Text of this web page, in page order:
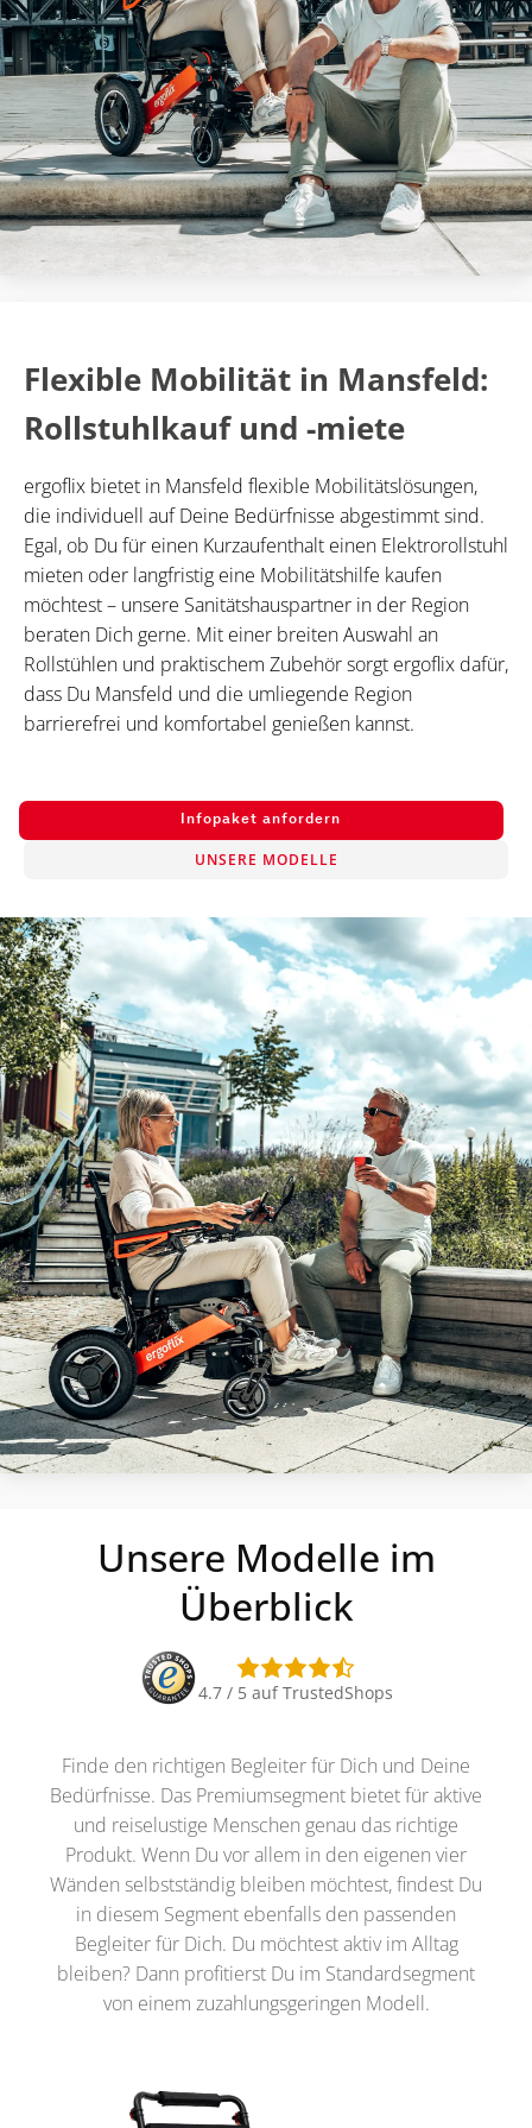
Flexible Mobilität in Mansfeld:
Rollstuhlkauf und -miete
ergoflix bietet in Mansfeld flexible Mobilitätslösungen,
die individuell auf Deine Bedürfnisse abgestimmt sind.
Egal, ob Du für einen Kurzaufenthalt einen Elektrorollstuhl
mieten oder langfristig eine Mobilitätshilfe kaufen
möchtest – unsere Sanitätshauspartner in der Region
beraten Dich gerne. Mit einer breiten Auswahl an
Rollstühlen und praktischem Zubehör sorgt ergoflix dafür,
dass Du Mansfeld und die umliegende Region
barrierefrei und komfortabel genießen kannst.
Infopaket anfordern
UNSERE MODELLE
Unsere Modelle im
Überblick
4.7 / 5 auf TrustedShops
Finde den richtigen Begleiter für Dich und Deine
Bedürfnisse. Das Premiumsegment bietet für aktive
und reiselustige Menschen genau das richtige
Produkt. Wenn Du vor allem in den eigenen vier
Wänden selbstständig bleiben möchtest, findest Du
in diesem Segment ebenfalls den passenden
Begleiter für Dich. Du möchtest aktiv im Alltag
bleiben? Dann profitierst Du im Standardsegment
von einem zuzahlungsgeringen Modell.